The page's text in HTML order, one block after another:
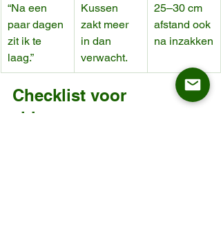
“Na een
paar dagen
zit ik te
laag.”
Kussen
zakt meer
in dan
verwacht.
25–30 cm
afstand ook
na inzakken
Checklist voor
zithoogte en